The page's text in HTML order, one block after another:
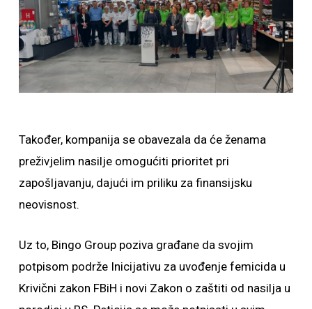
Također, kompanija se obavezala da će ženama
preživjelim nasilje omogućiti prioritet pri
zapošljavanju, dajući im priliku za finansijsku
neovisnost.
Uz to, Bingo Group poziva građane da svojim
potpisom podrže Inicijativu za uvođenje femicida u
Krivični zakon FBiH i novi Zakon o zaštiti od nasilja u